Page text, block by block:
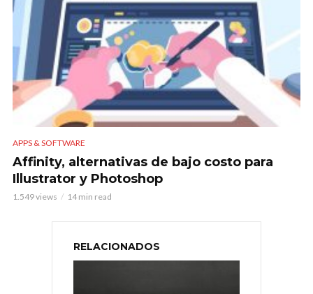
APPS & SOFTWARE
Affinity, alternativas de bajo costo para
Illustrator y Photoshop
1.549 views 14 min read
RELACIONADOS